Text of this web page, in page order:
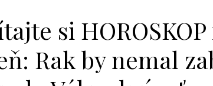
si
Rak by nemal